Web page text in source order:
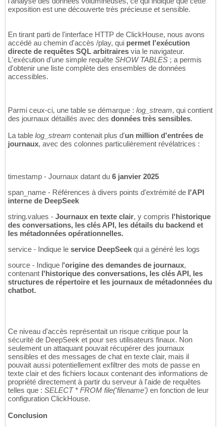
exposition est une découverte très précieuse et sensible.
En tirant parti de l'interface HTTP de ClickHouse, nous avons
accédé au chemin d'accès /play, qui permet l'exécution
directe de requêtes SQL arbitraires via le navigateur.
L'exécution d'une simple requête SHOW TABLES ; a permis
d'obtenir une liste complète des ensembles de données
accessibles.
Parmi ceux-ci, une table se démarque : log_stream, qui contient
des journaux détaillés avec des données très sensibles.
La table log_stream contenait plus d'un million d'entrées de
journaux, avec des colonnes particulièrement révélatrices :
timestamp - Journaux datant du 6 janvier 2025
span_name - Références à divers points d'extrémité de l'API
interne de DeepSeek
string.values - Journaux en texte clair, y compris l'historique
des conversations, les clés API, les détails du backend et
les métadonnées opérationnelles.
service - Indique le service DeepSeek qui a généré les logs
source - Indique l'origine des demandes de journaux,
contenant l'historique des conversations, les clés API, les
structures de répertoire et les journaux de métadonnées du
chatbot.
Ce niveau d'accès représentait un risque critique pour la
sécurité de DeepSeek et pour ses utilisateurs finaux. Non
seulement un attaquant pouvait récupérer des journaux
sensibles et des messages de chat en texte clair, mais il
pouvait aussi potentiellement exfiltrer des mots de passe en
texte clair et des fichiers locaux contenant des informations de
propriété directement à partir du serveur à l'aide de requêtes
telles que : SELECT * FROM file('filename') en fonction de leur
configuration ClickHouse.
Conclusion